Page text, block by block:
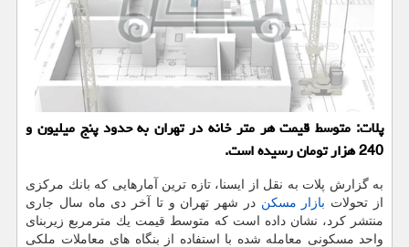
پلات: متوسط قیمت هر متر خانه در تهران به حدود پنج میلیون و
240 هزار تومان رسیده است.
به گزارش پلات به نقل از ایسنا، تازه ترین آمارهایی كه بانك مركزی
از تحولات بازار مسكن در شهر تهران و تا آخر دی ماه سال جاری
منتشر كرد، نشان داده است كه متوسط قیمت یك مترمربع زیربنای
واحد مسكونی معامله شده با استفاده از بنگاه های معاملات ملكی